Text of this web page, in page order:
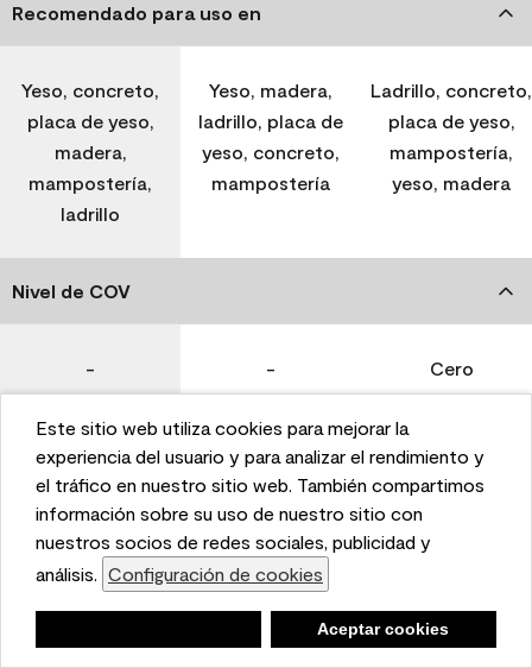
This website uses cookies to enhance user experience
and to analyze performance and traffic on our website.
We also share information about your use of our site
with our social media, advertising, and analytics
partners. Cookie Settings
Accept Cookies
Este sitio web utiliza cookies para mejorar la
experiencia del usuario y para analizar el rendimiento y
el tráfico en nuestro sitio web. También compartimos
información sobre su uso de nuestro sitio con
nuestros socios de redes sociales, publicidad y
análisis. Configuración de cookies
Aceptar cookies
Recomendado para uso en
Yeso, concreto,
placa de yeso,
madera,
mampostería,
ladrillo
Yeso, madera,
ladrillo, placa de
yeso, concreto,
mampostería
Ladrillo, concreto,
placa de yeso,
mampostería,
yeso, madera
Nivel de COV
- - Cero
Coverage (Sq. Ft./Gal)
350-400 400-450 400-450